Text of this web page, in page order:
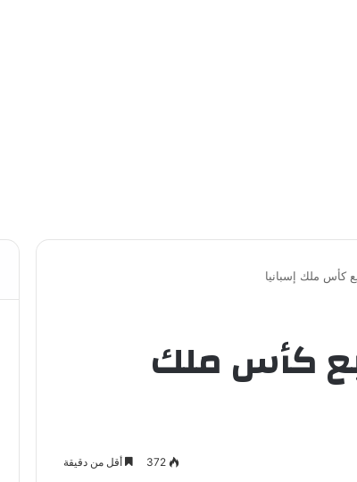
كأس ملك إسبانيا
كأس ملك
372 أقل من دقيقة